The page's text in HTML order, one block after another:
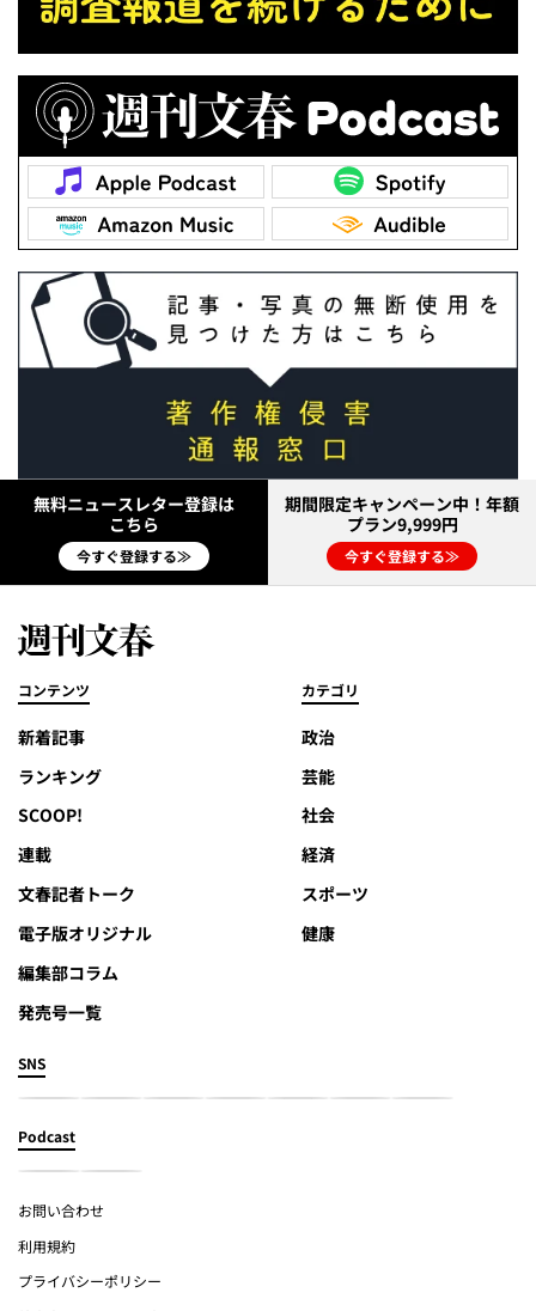
無料ニュースレター登録は
こちら
今すぐ登録する≫
期間限定キャンペーン中！年額
プラン9,999円
今すぐ登録する≫
コンテンツ
新着記事
ランキング
SCOOP!
連載
文春記者トーク
電子版オリジナル
編集部コラム
発売号一覧
カテゴリ
政治
芸能
社会
経済
スポーツ
健康
SNS
Podcast
お問い合わせ
利用規約
プライバシーポリシー